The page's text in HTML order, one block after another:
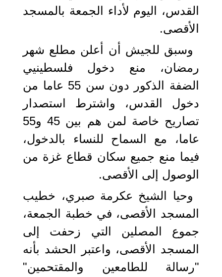
القدس، اليوم لأداء الجمعة بالمسجد
الأقصى.
وسبق للجيش أن أعلن مطلع شهر
رمضان، منع دخول فلسطينيي
الضفة الذكور دون سن 55 عاما من
دخول القدس، واشترط استصدار
تصاريح خاصة لمن هم بين 45 و55
عاما، مع السماح للنساء بالدخول،
فيما منع جميع سكان قطاع غزة من
الوصول إلى الأقصى.
وحيا الشيخ عكرمة صبري، خطيب
المسجد الأقصى، في خطبة الجمعة،
جموع المصلين التي زحفت إلى
المسجد الأقصى، واعتبر الحشد بأنه
"رسالة للطامعين والمقتحمين"